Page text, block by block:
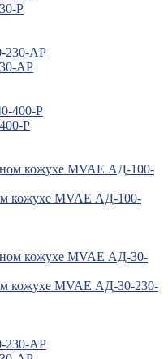
Р
АР
Р
кожухе MVAE АД-100-
кожухе MVAE АД-30-230-